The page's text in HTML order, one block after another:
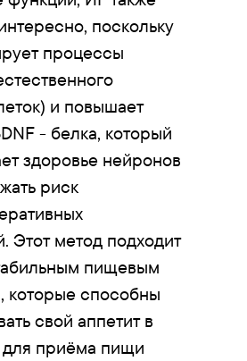
поскольку
процессы
и повышает
- белка, который
здоровье нейронов
риск
Этот метод подходит
пищевым
которые способны
свой аппетит в
приёма пищи